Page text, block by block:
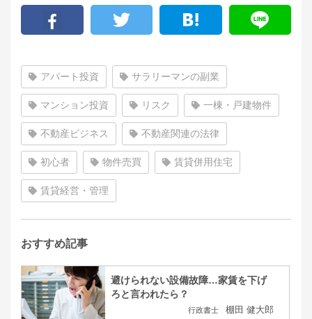
アパート投資 サラリーマンの副業
マンション投資 リスク 一棟・戸建物件
不動産ビジネス 不動産関連の法律
初心者 物件売買 賃貸併用住宅
賃貸経営・管理
おすすめ記事
避けられない設備故障…家賃を下げ
ろと言われたら？
行政書士 棚田 健大郎